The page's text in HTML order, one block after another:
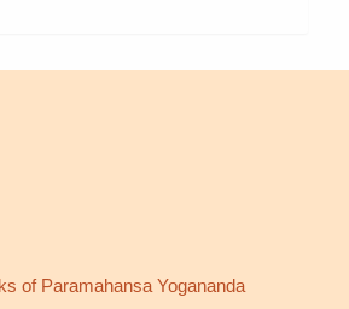
of Paramahansa Yogananda